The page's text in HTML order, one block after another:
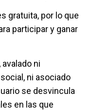
gratuita, por lo que
participar y ganar
ni
ni asociado
se desvincula
en las que